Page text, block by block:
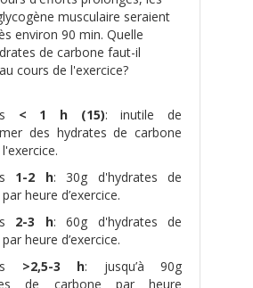
musculaire seraient
environ 90 min. Quelle
de carbone faut-il
cours de l'exercice?
< 1 h (15): inutile de
des hydrates de carbone
1-2 h: 30g d'hydrates de
heure d’exercice.
2-3 h: 60g d'hydrates de
heure d’exercice.
>2,5-3 h: jusqu’à 90g
de carbone par heure